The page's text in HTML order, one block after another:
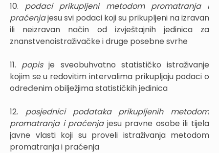
10. podaci prikupljeni metodom promatranja i
praćenjajesu svi podaci koji su prikupljeni na izravan
ili neizravan način od izvještajnih jedinica za
znanstvenoistraživačke i druge posebne svrhe
11. popisje sveobuhvatno statističko istraživanje
kojim se u redovitim intervalima prikupljaju podaci o
određenim obilježjima statističkih jedinica
12. posjednici podataka prikupljenih metodom
promatranja i praćenja jesu pravne osobe ili tijela
javne vlasti koji su proveli istraživanja metodom
promatranja i praćenja